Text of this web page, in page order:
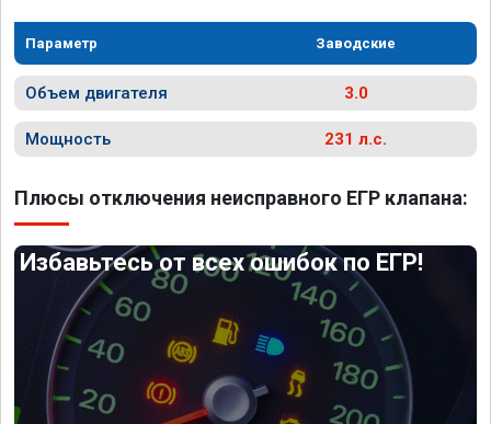
Параметр Заводские
Объем двигателя 3.0
Мощность 231 л.с.
Плюсы отключения неисправного ЕГР клапана:
Избавьтесь от всех ошибок по ЕГР!